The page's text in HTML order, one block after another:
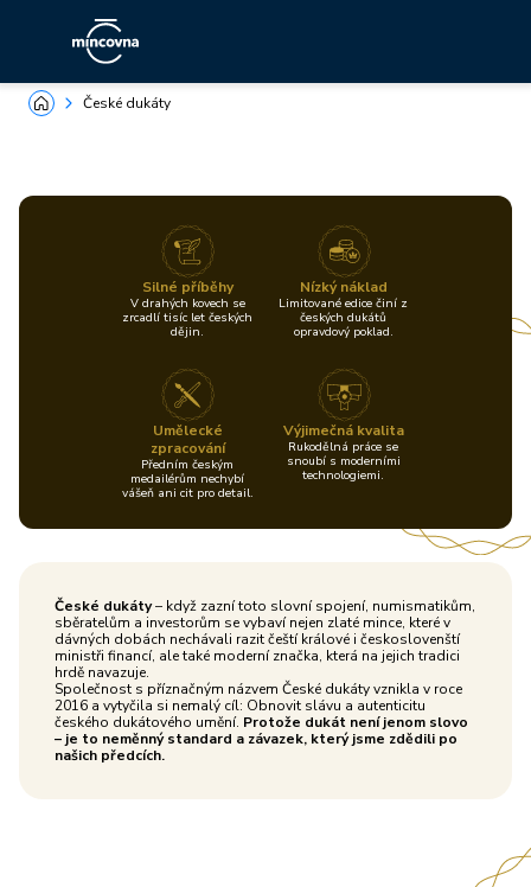
České dukáty
Silné příběhy
V drahých kovech se
zrcadlí tisíc let českých
dějin.
Nízký náklad
Limitované edice činí z
českých dukátů
opravdový poklad.
Umělecké
zpracování
Předním českým
medailérům nechybí
vášeň ani cit pro detail.
Výjimečná kvalita
Rukodělná práce se
snoubí s moderními
technologiemi.
České dukáty– když zazní toto slovní spojení, numismatikům,
sběratelům a investorům se vybaví nejen zlaté mince, které v
dávných dobách nechávali razit čeští králové i českoslovenští
ministři financí, ale také moderní značka, která na jejich tradici
hrdě navazuje.
Společnost s příznačným názvem České dukáty vznikla v roce
2016 a vytyčila si nemalý cíl: Obnovit slávu a autenticitu
českého dukátového umění. Protože dukát není jenom slovo
– je to neměnný standard a závazek, který jsme zdědili po
našich předcích.